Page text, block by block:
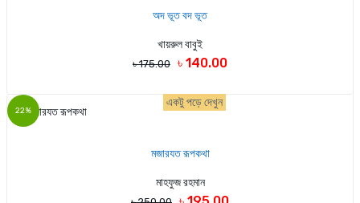
অদ ভূত বদ ভূত
খায়রুল বাবুই
৳ 175.00 ৳ 140.00
22%
একটু পড়ে দেখুন
মজারযত রূপকথা
মাহফুজ রহমান